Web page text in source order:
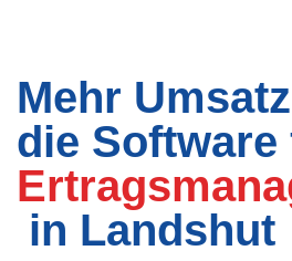
Mehr
die Software
in Landshut